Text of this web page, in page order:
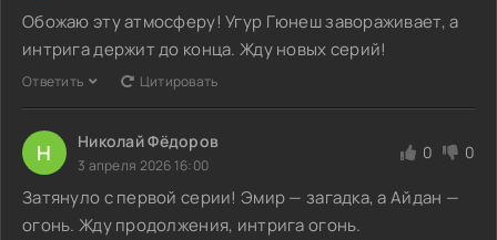
Обожаю эту атмосферу! Угур Гюнеш завораживает, а
интрига держит до конца. Жду новых серий!
Ответить Цитировать
Н Николай Фёдоров
3 апреля 2026 16:00
0 0
Затянуло с первой серии! Эмир — загадка, а Айдан —
огонь. Жду продолжения, интрига огонь.